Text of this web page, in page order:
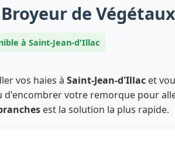
de
à Saint-Jean-d'Illac
vos haies à Saint-Jean-d'Illac et
d'encombrer votre remorque pour
est la solution la plus rapide.